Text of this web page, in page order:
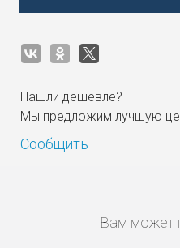
Нашли дешевле?
Мы предложим лучшую
Сообщить
Вам может